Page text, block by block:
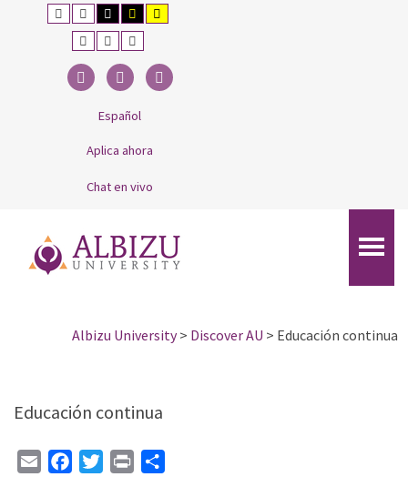
Default
contrast
Night
contrast
Black
and
White
contrast
Black
and
Yellow
contrast
Yellow
and
Smaller
Font
Fuente
predeterminada
Larger
Font
Español
Aplica ahora
Chat en vivo
Albizu University> Discover AU > Educación continua
Educación continua
Email FacebookTwitterPrint